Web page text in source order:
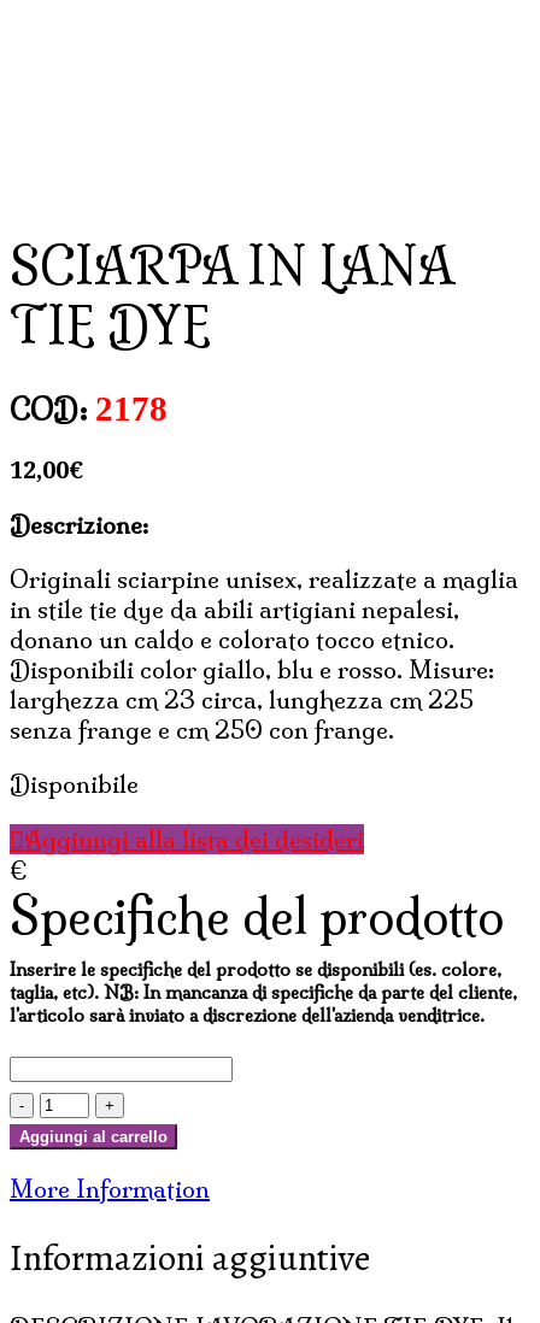
SCIARPA IN LANA
TIE DYE
COD: 2178
12,00€
Descrizione:
Originali sciarpine unisex, realizzate a maglia
in stile tie dye da abili artigiani nepalesi,
donano un caldo e colorato tocco etnico.
Disponibili color giallo, blu e rosso. Misure:
larghezza cm 23 circa, lunghezza cm 225
senza frange e cm 250 con frange.
Disponibile
Aggiungi alla lista dei desideri
€
Specifiche del prodotto
Inserire le specifiche del prodotto se disponibili (es. colore,
taglia, etc). NB: In mancanza di specifiche da parte del cliente,
l'articolo sarà inviato a discrezione dell'azienda venditrice.
SCIARPA
IN
TIE
quantità
Aggiungi al carrello
More Information
Informazioni aggiuntive